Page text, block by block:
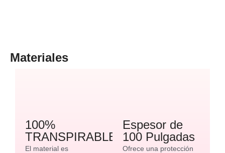
Materiales
100%
TRANSPIRABLE
El material es
Espesor de
100 Pulgadas
Ofrece una protección